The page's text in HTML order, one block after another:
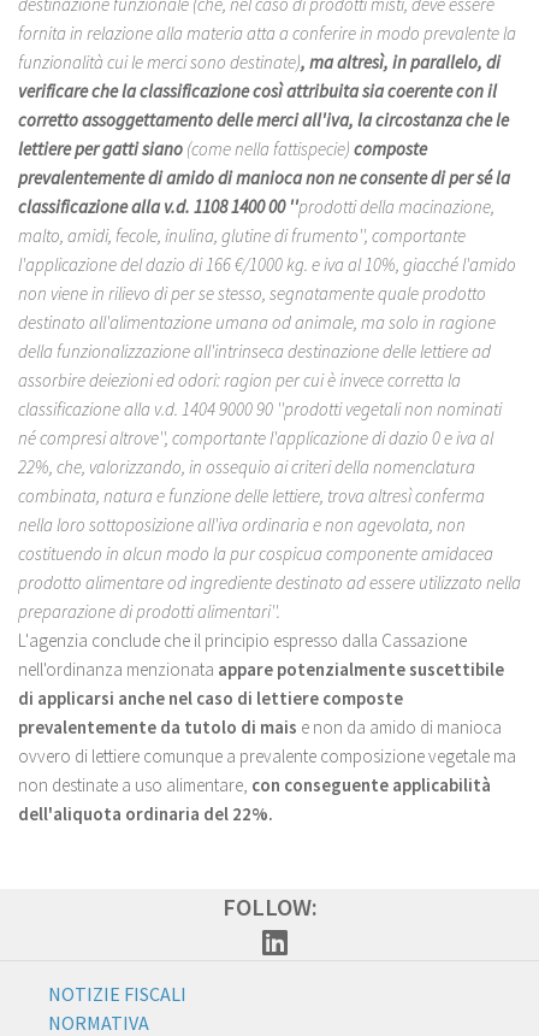
fornita in relazione alla materia atta a conferire in modo prevalente la
funzionalità cui le merci sono destinate), ma altresì, in parallelo, di
verificare che la classificazione così attribuita sia coerente con il
corretto assoggettamento delle merci all'iva, la circostanza che le
lettiere per gatti siano (come nella fattispecie) composte
prevalentemente di amido di manioca non ne consente di per sé la
classificazione alla v.d. 1108 1400 00 ''prodotti della macinazione,
malto, amidi, fecole, inulina, glutine di frumento'', comportante
l'applicazione del dazio di 166 €/1000 kg. e iva al 10%, giacché l'amido
non viene in rilievo di per se stesso, segnatamente quale prodotto
destinato all'alimentazione umana od animale, ma solo in ragione
della funzionalizzazione all'intrinseca destinazione delle lettiere ad
assorbire deiezioni ed odori: ragion per cui è invece corretta la
classificazione alla v.d. 1404 9000 90 ''prodotti vegetali non nominati
né compresi altrove'', comportante l'applicazione di dazio 0 e iva al
22%, che, valorizzando, in ossequio ai criteri della nomenclatura
combinata, natura e funzione delle lettiere, trova altresì conferma
nella loro sottoposizione all'iva ordinaria e non agevolata, non
costituendo in alcun modo la pur cospicua componente amidacea
prodotto alimentare od ingrediente destinato ad essere utilizzato nella
preparazione di prodotti alimentari''.
L'agenzia conclude che il principio espresso dalla Cassazione
nell'ordinanza menzionata appare potenzialmente suscettibile
di applicarsi anche nel caso di lettiere composte
prevalentemente da tutolo di mais e non da amido di manioca
ovvero di lettiere comunque a prevalente composizione vegetale ma
non destinate a uso alimentare, con conseguente applicabilità
dell'aliquota ordinaria del 22%.
FOLLOW:
NOTIZIE FISCALI
NORMATIVA